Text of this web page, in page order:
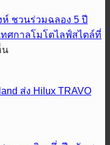
ซู
บิชิ
ลุย
ห์ ชวนร่วมฉลอง 5 ปี
ทศกาลโมโตไลฟ์สไตล์ที่
นบน
และส่ง Hilux TRAVO